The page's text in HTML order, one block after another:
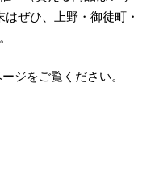
ぜひ、上野・御徒町・
ジをご覧ください。